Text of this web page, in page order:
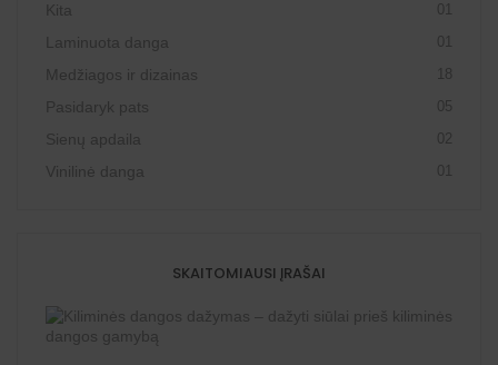
Kita 01
Laminuota danga 01
Medžiagos ir dizainas 18
Pasidaryk pats 05
Sienų apdaila 02
Vinilinė danga 01
SKAITOMIAUSI ĮRAŠAI